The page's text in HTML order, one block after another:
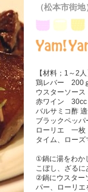
（松本市街地
【材料；1～2
鶏レバー 200
ウスターソー
赤ワイン 30cc
バルサミコ酢
ブラックペッ
ローリエ 一枚
タイム、ロー
①鍋に湯をわか
こぼし、ざるに
②鍋にウスター
パー、ローリエ